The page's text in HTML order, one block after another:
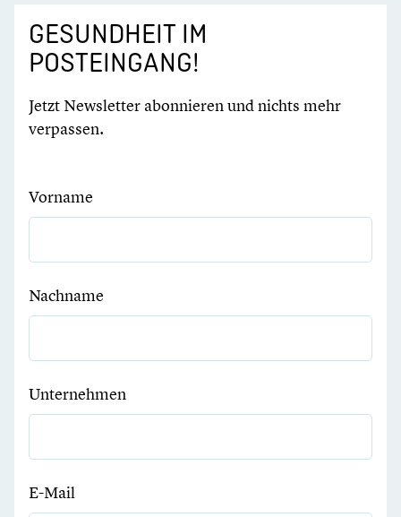
GESUNDHEIT IM
POSTEINGANG!
Jetzt Newsletter abonnieren und nichts mehr
verpassen.
Vorname
Nachname
Unternehmen
E-Mail